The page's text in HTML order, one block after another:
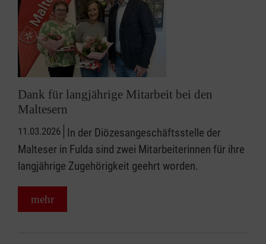
Dank für langjährige Mitarbeit bei den
Maltesern
11.03.2026 In der Diözesangeschäftsstelle der
Malteser in Fulda sind zwei Mitarbeiterinnen für ihre
langjährige Zugehörigkeit geehrt worden.
mehr